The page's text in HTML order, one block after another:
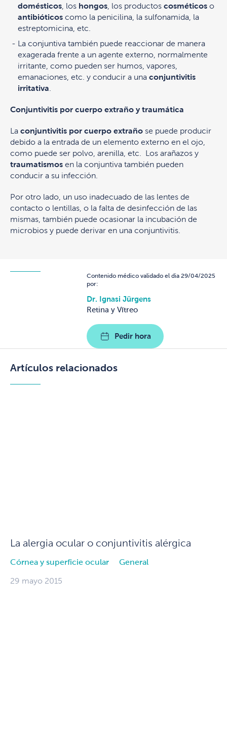
domésticos , los hongos , los productos cosméticos o
antibióticos como la penicilina, la sulfonamida, la
estreptomicina, etc.
La conjuntiva también puede reaccionar de manera
exagerada frente a un agente externo, normalmente
irritante, como pueden ser humos, vapores,
emanaciones, etc. y conducir a una conjuntivitis
irritativa
Conjuntivitis por cuerpo extraño y traumática
La conjuntivitis por cuerpo extraño se puede producir
debido a la entrada de un elemento externo en el ojo,
como puede ser polvo, arenilla, etc. Los arañazos y
traumatismos en la conjuntiva también pueden
conducir a su infección.
Por otro lado, un uso inadecuado de las lentes de
contacto o lentillas, o la falta de desinfección de las
mismas, también puede ocasionar la incubación de
microbios y puede derivar en una conjuntivitis.
Contenido médico validado el dia 29/04/2025
por:
Dr. Ignasi Jürgens
Retina y Vítreo
Pedir hora
Artículos relacionados
La alergia ocular o conjuntivitis alérgica
Córnea y superficie ocular General
29 mayo 2015